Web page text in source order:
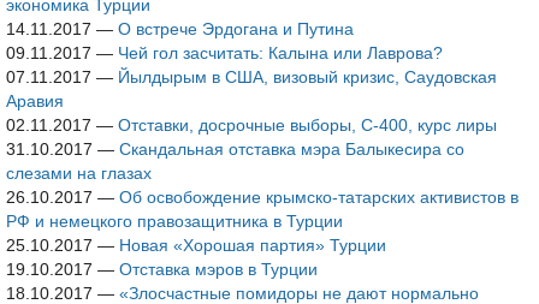
экономика Турции
14.11.2017 — О встрече Эрдогана и Путина
09.11.2017 — Чей гол засчитать: Калына или Лаврова?
07.11.2017 — Йылдырым в США, визовый кризис, Саудовская
Аравия
02.11.2017 — Отставки, досрочные выборы, С-400, курс лиры
31.10.2017 — Скандальная отставка мэра Балыкесира со
слезами на глазах
26.10.2017 — Об освобождение крымско-татарских активистов в
РФ и немецкого правозащитника в Турции
25.10.2017 — Новая «Хорошая партия» Турции
19.10.2017 — Отставка мэров в Турции
18.10.2017 — «Злосчастные помидоры не дают нормально